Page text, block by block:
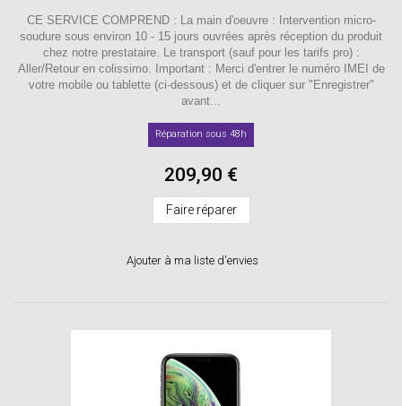
CE SERVICE COMPREND : La main d'oeuvre : Intervention micro-
soudure sous environ 10 - 15 jours ouvrées après réception du produit
chez notre prestataire. Le transport (sauf pour les tarifs pro) :
Aller/Retour en colissimo. Important : Merci d'entrer le numéro IMEI de
votre mobile ou tablette (ci-dessous) et de cliquer sur "Enregistrer"
avant...
Réparation sous 48h
209,90 €
Faire réparer
Ajouter à ma liste d'envies